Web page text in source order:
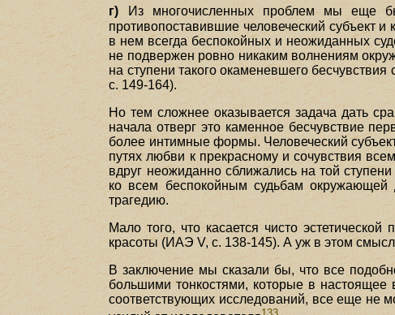
г) Из многочисленных проблем мы еще
противопоставившие человеческий субъект
в нем всегда беспокойных и неожиданных
не подвержен ровно никаким волнениям
на ступени такого окаменевшего
с. 149-164).
Но тем сложнее оказывается задача дать
начала отверг это каменное бесчувствие
более интимные формы. Человеческий
путях любви к прекрасному и сочувствия
вдруг неожиданно сближались на той
ко всем беспокойным судьбам окружающей
трагедию.
Мало того, что касается чисто
красоты (ИАЭ V, с. 138-145). А уж в этом
В заключение мы сказали бы, что все
большими тонкостями, которые в настоящее
соответствующих исследований, все еще не